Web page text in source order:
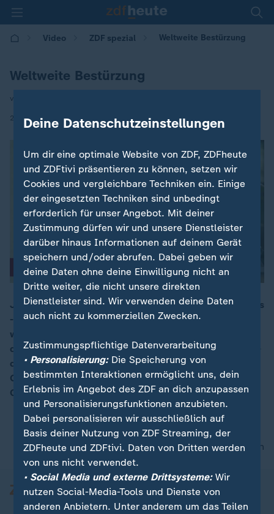
Video ZDF spezial Weltweite Bestürzung
Weltweite Bestürzung
von Andreas Huppert
21.04.2019 | 19:20
Jedes Attentat, jeder Anschlag ist etwas Fürchterliches
- aber dieser ist besonders brutal, besonders perfide -
weil er eben einem Ostersonntag stattfand - an dem
die Christen dieser Welt die Auferstehung Jesu feiern -
die Überwindung des Todes durch die Kraft des
Glaubens an Gott. Die Welt - und nicht nur die der
Christen - ist erschüttert.
nach oben
Deine Datenschutzeinstellungen
Um dir eine optimale Website von ZDF, ZDFheute
und ZDFtivi präsentieren zu können, setzen wir
Cookies und vergleichbare Techniken ein. Einige
der eingesetzten Techniken sind unbedingt
erforderlich für unser Angebot. Mit deiner
Zustimmung dürfen wir und unsere Dienstleister
darüber hinaus Informationen auf deinem Gerät
speichern und/oder abrufen. Dabei geben wir
deine Daten ohne deine Einwilligung nicht an
Dritte weiter, die nicht unsere direkten
Dienstleister sind. Wir verwenden deine Daten
auch nicht zu kommerziellen Zwecken.
Zustimmungspflichtige Datenverarbeitung
• Personalisierung:Die Speicherung von
bestimmten Interaktionen ermöglicht uns, dein
Erlebnis im Angebot des ZDF an dich anzupassen
und Personalisierungsfunktionen anzubieten.
Dabei personalisieren wir ausschließlich auf
Basis deiner Nutzung von ZDF Streaming, der
ZDFheute und ZDFtivi. Daten von Dritten werden
von uns nicht verwendet.
• Social Media und externe Drittsysteme:Wir
nutzen Social-Media-Tools und Dienste von
anderen Anbietern. Unter anderem um das Teilen